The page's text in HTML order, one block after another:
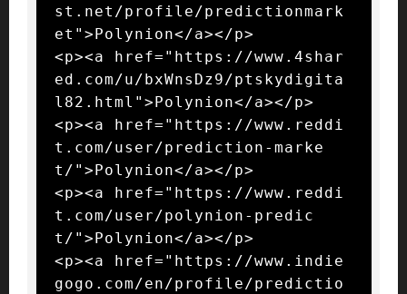
st.net/profile/predictionmark
et">Polynion</a></p>
<p><a href="https://www.4shar
ed.com/u/bxWnsDz9/ptskydigita
l82.html">Polynion</a></p>
<p><a href="https://www.reddi
t.com/user/prediction-marke
t/">Polynion</a></p>
<p><a href="https://www.reddi
t.com/user/polynion-predic
t/">Polynion</a></p>
<p><a href="https://www.indie
gogo.com/en/profile/predictio